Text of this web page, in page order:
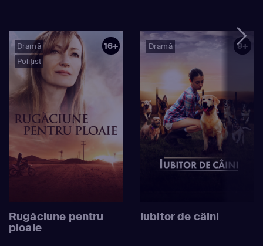
Dramă
Polițist
16+
Rugăciune pentru
ploaie
Dramă 9+
Iubitor de câini